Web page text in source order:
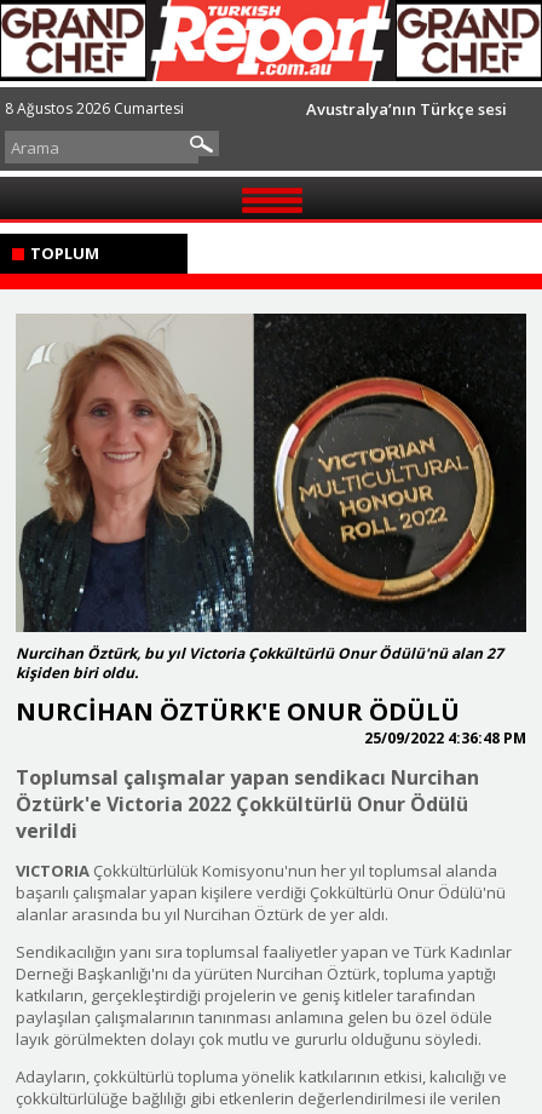
8 Ağustos 2026 Cumartesi Avustralya’nın Türkçe sesi
TOPLUM
AVUSTRALYA
DÜNYA
SPOR
GÖRÜŞLER
İLETİŞİM
TOPLUM
Nurcihan Öztürk, bu yıl Victoria Çokkültürlü Onur Ödülü'nü alan 27
kişiden biri oldu.
NURCİHAN ÖZTÜRK'E ONUR ÖDÜLÜ
25/09/2022 4:36:48 PM
Toplumsal çalışmalar yapan sendikacı Nurcihan
Öztürk'e Victoria 2022 Çokkültürlü Onur Ödülü
verildi
VICTORIA Çokkültürlülük Komisyonu'nun her yıl toplumsal alanda
başarılı çalışmalar yapan kişilere verdiği Çokkültürlü Onur Ödülü'nü
alanlar arasında bu yıl Nurcihan Öztürk de yer aldı.
Sendikacılığın yanı sıra toplumsal faaliyetler yapan ve Türk Kadınlar
Derneği Başkanlığı'nı da yürüten Nurcihan Öztürk, topluma yaptığı
katkıların, gerçekleştirdiği projelerin ve geniş kitleler tarafından
paylaşılan çalışmalarının tanınması anlamına gelen bu özel ödüle
layık görülmekten dolayı çok mutlu ve gururlu olduğunu söyledi.
Adayların, çokkültürlü topluma yönelik katkılarının etkisi, kalıcılığı ve
çokkültürlülüğe bağlılığı gibi etkenlerin değerlendirilmesi ile verilen